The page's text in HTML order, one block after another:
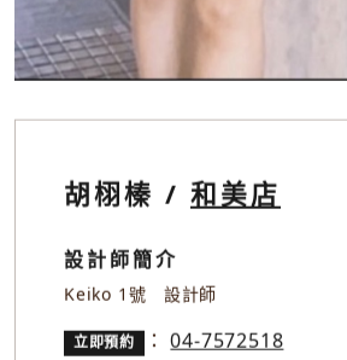
胡栩榛 / 和美店
設計師簡介
Keiko 1號 設計師
立即預約 ：04-7572518